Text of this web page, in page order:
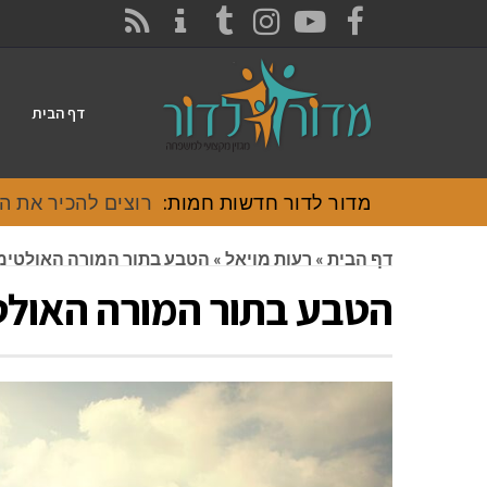
FACEBOOK
YOUTUBE
INSTAGRAM
TUMBLR
דף הבית
מדור לדור חדשות חמות: רוצים להכיר את
דף הבית » רעות מויאל » הטבע בתור המורה
הטבע בתור המורה